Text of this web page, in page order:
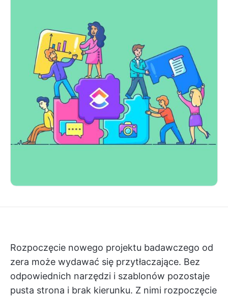
Rozpoczęcie nowego projektu badawczego od
zera może wydawać się przytłaczające. Bez
odpowiednich narzędzi i szablonów pozostaje
pusta strona i brak kierunku. Z nimi rozpoczęcie